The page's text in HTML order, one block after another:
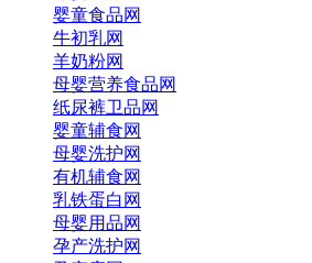
婴童食品网
牛初乳网
羊奶粉网
母婴营养食品网
纸尿裤卫品网
婴童辅食网
母婴洗护网
有机辅食网
乳铁蛋白网
母婴用品网
孕产洗护网